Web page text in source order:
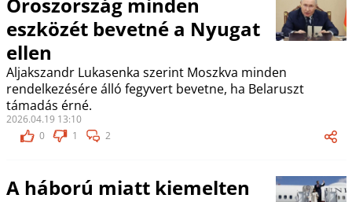
eszközét bevetné a Nyugat
ellen
Aljakszandr Lukasenka szerint Moszkva minden
rendelkezésére álló fegyvert bevetne, ha Belaruszt
támadás érné.
2026.04.19 13:10
0
1 2
A háború miatt kiemelten